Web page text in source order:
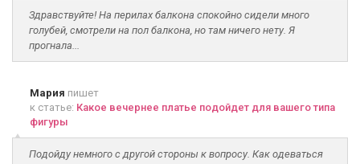
Здравствуйте! На перилах балкона спокойно сидели много
голубей, смотрели на пол балкона, но там ничего нету. Я
прогнала...
Мария пишет
к статье: Какое вечернее платье подойдет для вашего типа
фигуры
Подойду немного с другой стороны к вопросу. Как одеваться